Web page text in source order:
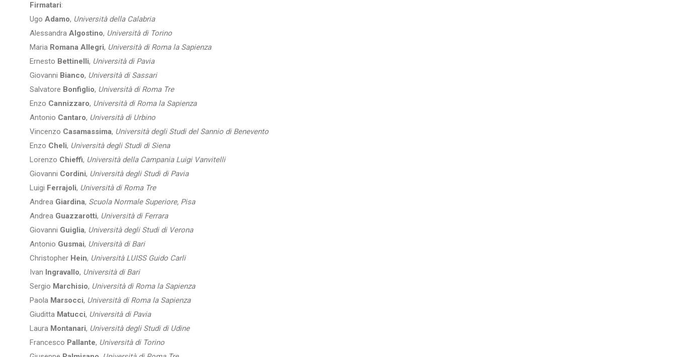
Firmatari:
Ugo Adamo, Università della Calabria
Alessandra Algostino, Università di Torino
Maria Romana Allegri, Università di Roma la Sapienza
Ernesto Bettinelli, Università di Pavia
Giovanni Bianco, Università di Sassari
Salvatore Bonfiglio, Università di Roma Tre
Enzo Cannizzaro, Università di Roma la Sapienza
Antonio Cantaro, Università di Urbino
Vincenzo Casamassima, Università degli Studi del Sannio di Benevento
Enzo Cheli, Università degli Studi di Siena
Lorenzo Chieffi, Università della Campania Luigi Vanvitelli
Giovanni Cordini, Università degli Studi di Pavia
Luigi Ferrajoli, Università di Roma Tre
Andrea Giardina, Scuola Normale Superiore, Pisa
Andrea Guazzarotti, Università di Ferrara
Giovanni Guiglia, Università degli Studi di Verona
Antonio Gusmai, Università di Bari
Christopher Hein, Università LUISS Guido Carli
Ivan Ingravallo, Università di Bari
Sergio Marchisio, Università di Roma la Sapienza
Paola Marsocci, Università di Roma la Sapienza
Giuditta Matucci, Università di Pavia
Laura Montanari, Università degli Studi di Udine
Francesco Pallante, Università di Torino